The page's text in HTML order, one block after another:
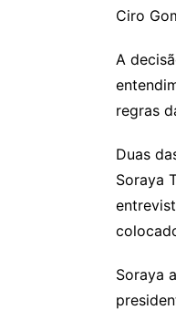
Ciro
A
regras
Duas
Soraya
Soraya